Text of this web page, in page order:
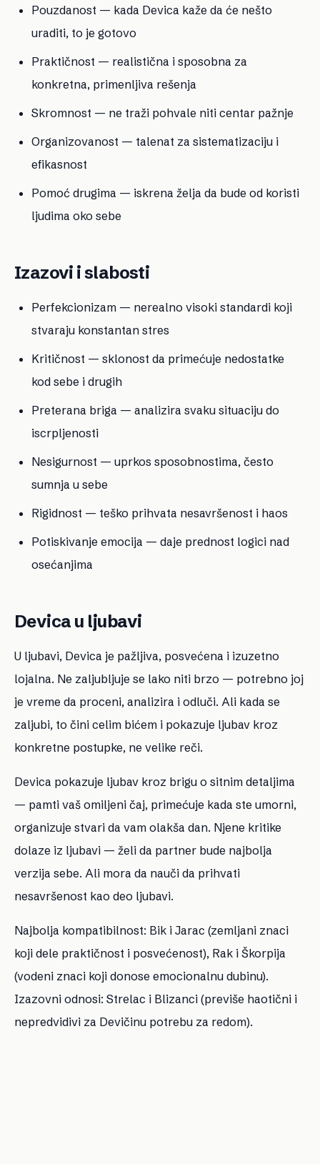
Pouzdanost — kada Devica kaže da će nešto
uraditi, to je gotovo
Praktičnost — realistična i sposobna za
konkretna, primenljiva rešenja
Skromnost — ne traži pohvale niti centar pažnje
Organizovanost — talenat za sistematizaciju i
efikasnost
Pomoć drugima — iskrena želja da bude od koristi
ljudima oko sebe
Izazovi i slabosti
Perfekcionizam — nerealno visoki standardi koji
stvaraju konstantan stres
Kritičnost — sklonost da primećuje nedostatke
kod sebe i drugih
Preterana briga — analizira svaku situaciju do
iscrpljenosti
Nesigurnost — uprkos sposobnostima, često
sumnja u sebe
Rigidnost — teško prihvata nesavršenost i haos
Potiskivanje emocija — daje prednost logici nad
osećanjima
Devica u ljubavi
U ljubavi, Devica je pažljiva, posvećena i izuzetno
lojalna. Ne zaljubljuje se lako niti brzo — potrebno joj
je vreme da proceni, analizira i odluči. Ali kada se
zaljubi, to čini celim bićem i pokazuje ljubav kroz
konkretne postupke, ne velike reči.
Devica pokazuje ljubav kroz brigu o sitnim detaljima
— pamti vaš omiljeni čaj, primećuje kada ste umorni,
organizuje stvari da vam olakša dan. Njene kritike
dolaze iz ljubavi — želi da partner bude najbolja
verzija sebe. Ali mora da nauči da prihvati
nesavršenost kao deo ljubavi.
Najbolja kompatibilnost: Bik i Jarac (zemljani znaci
koji dele praktičnost i posvećenost), Rak i Škorpija
(vodeni znaci koji donose emocionalnu dubinu).
Izazovni odnosi: Strelac i Blizanci (previše haotični i
nepredvidivi za Devičinu potrebu za redom).